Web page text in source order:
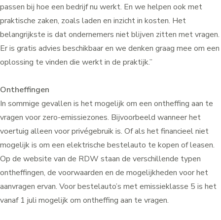
passen bij hoe een bedrijf nu werkt. En we helpen ook met
praktische zaken, zoals laden en inzicht in kosten. Het
belangrijkste is dat ondernemers niet blijven zitten met vragen.
Er is gratis advies beschikbaar en we denken graag mee om een
oplossing te vinden die werkt in de praktijk.”
Ontheffingen
In sommige gevallen is het mogelijk om een ontheffing aan te
vragen voor zero-emissiezones. Bijvoorbeeld wanneer het
voertuig alleen voor privégebruik is. Of als het financieel niet
mogelijk is om een elektrische bestelauto te kopen of leasen.
Op de website van de RDW staan de verschillende typen
ontheffingen, de voorwaarden en de mogelijkheden voor het
aanvragen ervan. Voor bestelauto’s met emissieklasse 5 is het
vanaf 1 juli mogelijk om ontheffing aan te vragen.